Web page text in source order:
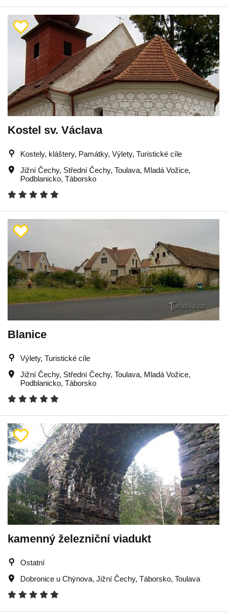
Kostel sv. Václava
Kostely, kláštery, Památky, Výlety, Turistické cíle
Jižní Čechy, Střední Čechy, Toulava, Mladá Vožice,
Podblanicko, Táborsko
Blanice
Výlety, Turistické cíle
Jižní Čechy, Střední Čechy, Toulava, Mladá Vožice,
Podblanicko, Táborsko
kamenný železniční viadukt
Ostatní
Dobronice u Chýnova, Jižní Čechy, Táborsko, Toulava